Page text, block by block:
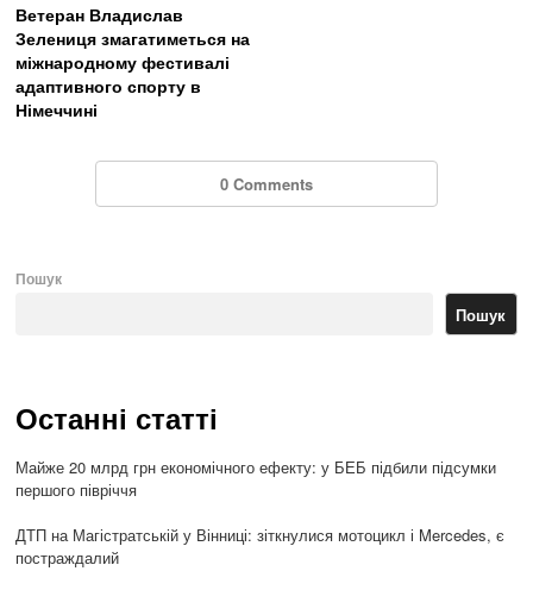
Ветеран Владислав
Зелениця змагатиметься на
міжнародному фестивалі
адаптивного спорту в
Німеччині
0 Comments
Пошук
Пошук
Останні статті
Майже 20 млрд грн економічного ефекту: у БЕБ підбили підсумки
першого півріччя
ДТП на Магістратській у Вінниці: зіткнулися мотоцикл і Mercedes, є
постраждалий